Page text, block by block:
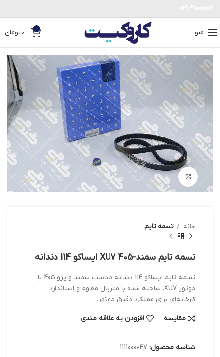
منو 0
0تومان
بزرگنمایی تصویر
خانه تسمه تایم
تسمه تایم سمند-405 XU7 ایساکو 114 دندانه
تسمه تایم ایساکو 114 دندانه مناسب سمند و پژو 405 با
موتور XU7، ساخته شده با متریال مقاوم و استاندارد
کارخانه‌ای برای عملکرد دقیق موتور.
مقایسه افزودن به علاقه مندی
شناسه محصول: 1111000047